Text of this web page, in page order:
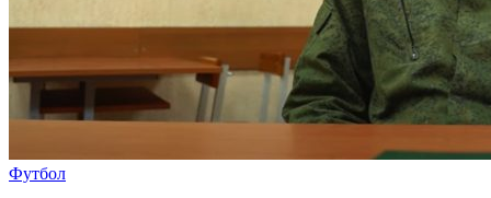
Футбол